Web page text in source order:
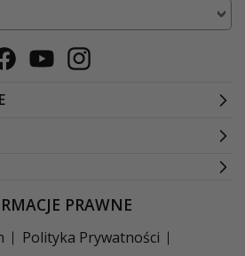
YoutubeInstagram
PRAWNE
Polityka Prywatności